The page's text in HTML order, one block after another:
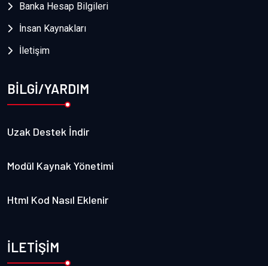
Banka Hesap Bilgileri
İnsan Kaynakları
İletişim
BİLGİ/YARDIM
Uzak Destek İndir
Modül Kaynak Yönetimi
Html Kod Nasıl Eklenir
İLETİŞİM